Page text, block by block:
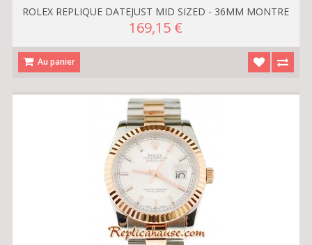
ROLEX REPLIQUE DATEJUST MID SIZED - 36MM MONTRE
169,15 €
Au panier